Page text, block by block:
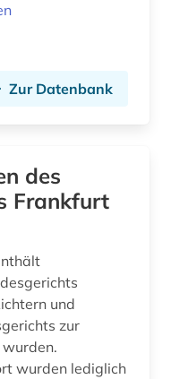
Zur Datenbank
des
Frankfurt
und
zur
wurden lediglich